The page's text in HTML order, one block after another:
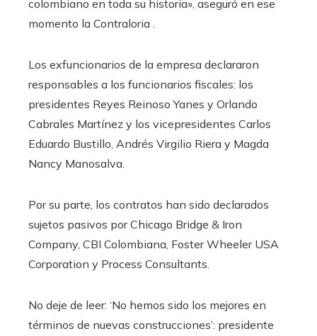
colombiano en toda su historia», aseguró en ese
momento la Contraloria .
Los exfuncionarios de la empresa declararon
responsables a los funcionarios fiscales: los
presidentes Reyes Reinoso Yanes y Orlando
Cabrales Martínez y los vicepresidentes Carlos
Eduardo Bustillo, Andrés Virgilio Riera y Magda
Nancy Manosalva.
Por su parte, los contratos han sido declarados
sujetos pasivos por Chicago Bridge & Iron
Company, CBI Colombiana, Foster Wheeler USA
Corporation y Process Consultants.
No deje de leer: ‘No hemos sido los mejores en
términos de nuevas construcciones’: presidente